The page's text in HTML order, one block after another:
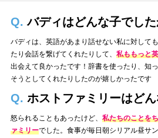
Q. バディはどんな子でした
バディは、英語があまり話せない私に対して
たり会話を繋げてくれたりして、 私ももっと
出会えて良かったです！辞書を使ったり、知
そうとしてくれたりしたのが嬉しかったです
Q. ホストファミリーはど
怒られることもあったけど、 私たちのことを
ァミリーでした。食事が毎日朝シリアル昼サ